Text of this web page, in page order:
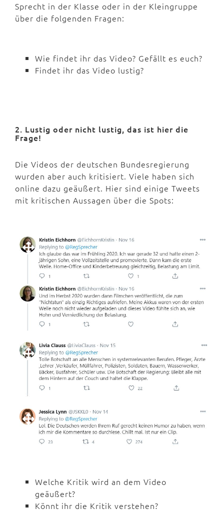
Sprecht in der Klasse oder in der Kleingruppe
über die folgenden Fragen:
Wie findet ihr das Video? Gefällt es euch?
Findet ihr das Video lustig?
2. Lustig oder nicht lustig, das ist hier die
Frage!
Die Videos der deutschen Bundesregierung
wurden aber auch kritisiert. Viele haben sich
online dazu geäußert. Hier sind einige Tweets
mit kritischen Aussagen über die Spots:
Welche Kritik wird an dem Video
geäußert?
Könnt ihr die Kritik verstehen?